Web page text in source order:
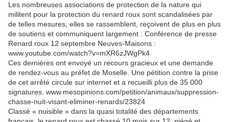
Les nombreuses associations de protection de la nature qui
militent pour la protection du renard roux sont scandalisées par
de telles mesures, elles se rassemblent, reçoivent de plus en plus
de soutiens et communiquent largement : Conférence de presse
Renard roux 12 septembre Neuves-Maisons :
www.youtube.com/watch?v=mXR6zJWgPk4
Ces dernières ont envoyé un recours gracieux et une demande
de rendez-vous au préfet de Moselle. Une pétition contre la prise
de cet arrêté circule sur internet et a recueilli plus de 35 000
signatures. www.mesopinions.com/petition/animaux/suppression-
chasse-nuit-visant-eliminer-renards/23824
Classé « nuisible » dans la quasi totalité des départements